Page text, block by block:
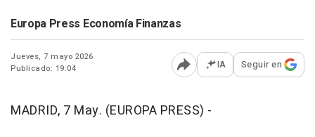
Europa Press Economía Finanzas
Jueves, 7 mayo 2026
Publicado: 19:04
Abrir opciones para
IA Seguir en
MADRID, 7 May. (EUROPA PRESS) -